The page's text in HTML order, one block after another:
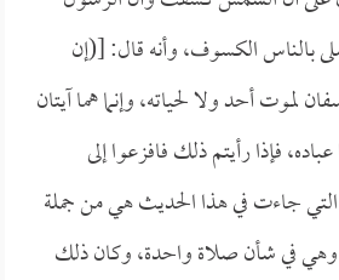
بالناس الكسوف، وأنه قال: [(إن
لموت أحد ولا لحياته، وإنما هما آيتان
فإذا رأيتم ذلك فافزعوا إلى
جاءت في هذا الحديث هي من جملة
في شأن صلاة واحدة، وكان ذلك